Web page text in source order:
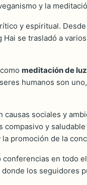
y la
y espiritual.
se trasladó a
meditación de
humanos son
sociales y
y
promoción de la
en todo
los